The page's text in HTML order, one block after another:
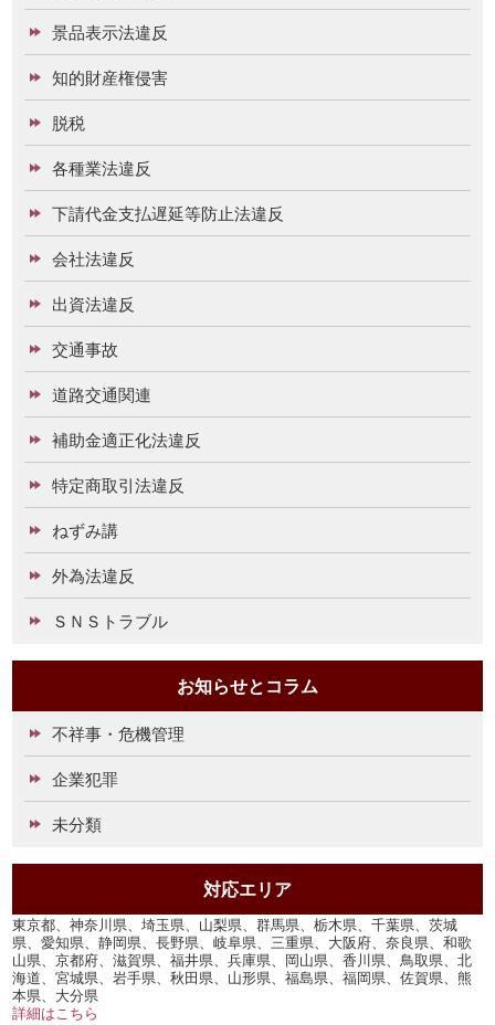
景品表示法違反
知的財産権侵害
脱税
各種業法違反
下請代金支払遅延等防止法違反
会社法違反
出資法違反
交通事故
道路交通関連
補助金適正化法違反
特定商取引法違反
ねずみ講
外為法違反
ＳＮＳトラブル
お知らせとコラム
不祥事・危機管理
企業犯罪
未分類
対応エリア
東京都、神奈川県、埼玉県、山梨県、群馬県、栃木県、千葉県、茨城
県、愛知県、静岡県、長野県、岐阜県、三重県、大阪府、奈良県、和歌
山県、京都府、滋賀県、福井県、兵庫県、岡山県、香川県、鳥取県、北
海道、宮城県、岩手県、秋田県、山形県、福島県、福岡県、佐賀県、熊
本県、大分県
詳細はこちら